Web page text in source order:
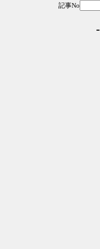
記事No